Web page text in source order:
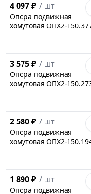
4 097 ₽ / шт
Опора подвижная
хомутовая ОПХ2-
3 575 ₽ / шт
Опора подвижная
хомутовая ОПХ2-
2 580 ₽ / шт
Опора подвижная
хомутовая ОПХ2-
1 890 ₽ / шт
Опора подвижная